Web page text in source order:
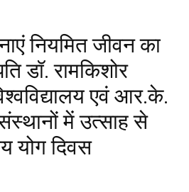
नियमित जीवन का
डॉ. रामकिशोर
एवं आर.के.
में उत्साह से
योग दिवस